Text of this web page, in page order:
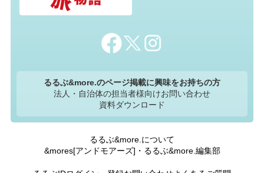
るるぶ&more.のページ掲載に興味をお持ちの方
法人・自治体の担当者様向けお問い合わせ
資料ダウンロード
るるぶ&more.について
&mores[アンドモアーズ]・るるぶ&more.編集部